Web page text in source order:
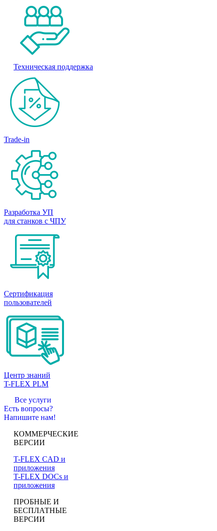
Техническая поддержка
Trade-in
Разработка УП
для станков с ЧПУ
Сертификация
пользователей
Центр знаний
T-FLEX PLM
Все услуги
Есть вопросы?
Напишите нам!
КОММЕРЧЕСКИЕ
ВЕРСИИ
T-FLEX CAD и
приложения
T-FLEX DOCs и
приложения
ПРОБНЫЕ И
БЕСПЛАТНЫЕ
ВЕРСИИ